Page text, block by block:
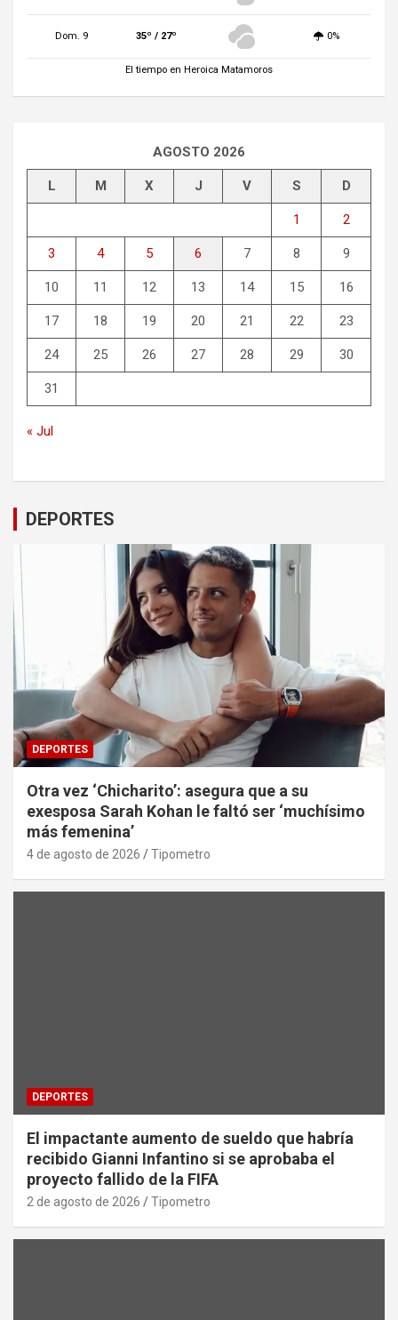
Dom. 9 35º / 27º 0%
El tiempo en Heroica Matamoros
AGOSTO 2026
L M X J V S D
1 2
3 4 5 6 7 8 9
10 11 12 13 14 15 16
17 18 19 20 21 22 23
24 25 26 27 28 29 30
31
« Jul
DEPORTES
DEPORTES
Otra vez ‘Chicharito’: asegura que a su
exesposa Sarah Kohan le faltó ser ‘muchísimo
más femenina’
4 de agosto de 2026 Tipometro
DEPORTES
El impactante aumento de sueldo que habría
recibido Gianni Infantino si se aprobaba el
proyecto fallido de la FIFA
2 de agosto de 2026 Tipometro